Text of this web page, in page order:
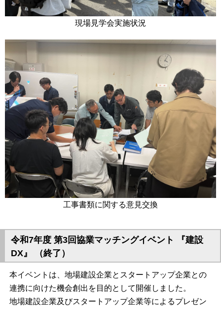
現場見学会実施状況
工事書類に関する意見交換
令和7年度 第3回協業マッチングイベント 『建設
DX』 （終了）
本イベントは、地場建設企業とスタートアップ企業との
連携に向けた機会創出を目的として開催しました。
地場建設企業及びスタートアップ企業等によるプレゼン